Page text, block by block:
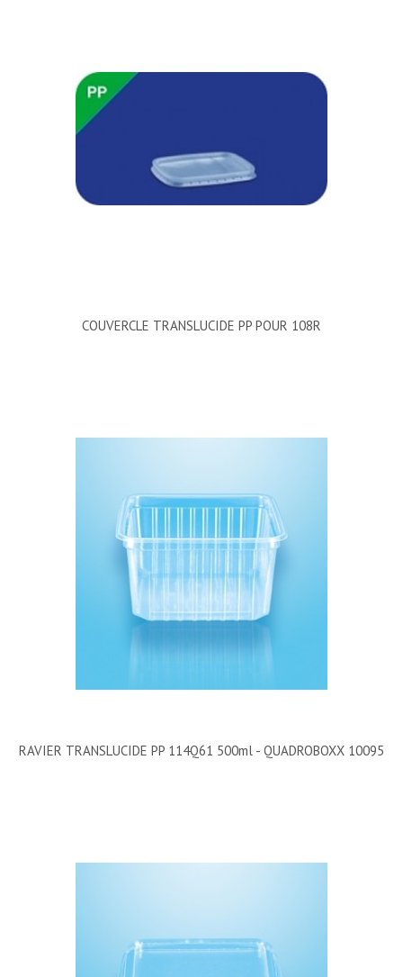
COUVERCLE TRANSLUCIDE PP POUR 108R
RAVIER TRANSLUCIDE PP 114Q61 500ml - QUADROBOXX 10095